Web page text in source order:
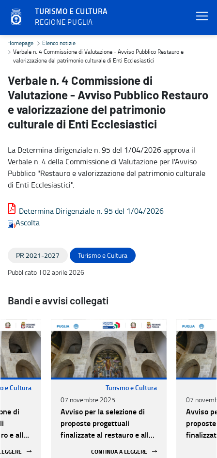
TURISMO E CULTURA
REGIONE PUGLIA
Verbale n. 4 Commissione di Valutazione - Avviso Pubblico
Homepage
Elenco notizie
Verbale n. 4 Commissione di Valutazione - Avviso Pubblico Restauro e
valorizzazione del patrimonio culturale di Enti Ecclesiastici
Verbale n. 4 Commissione di
Valutazione - Avviso Pubblico Restauro
e valorizzazione del patrimonio
culturale di Enti Ecclesiastici
La Determina dirigenziale n. 95 del 1/04/2026 approva il
Verbale n. 4 della Commissione di Valutazione per l'Avviso
Pubblico "Restauro e valorizzazione del patrimonio culturale
di Enti Ecclesiastici".
Determina Dirigenziale n. 95 del 1/04/2026
Ascolta
PR 2021-2027
Turismo e Cultura
Pubblicato il 02 aprile 2026
Bandi e avvisi collegati
e Cultura
di
e alla
Turismo e Cultura
07 novembre 2025
Avviso per la selezione di
proposte progettuali
finalizzate al restauro e alla
CONTINUA A LEGGERE
07
Avviso